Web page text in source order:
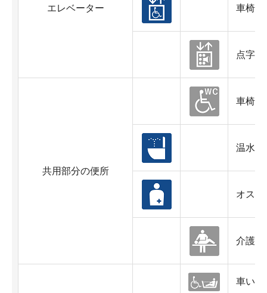
エレベーター 車椅子
点字
共用部分の便所
車椅子
温水洗
オス
介護ベ
車いす